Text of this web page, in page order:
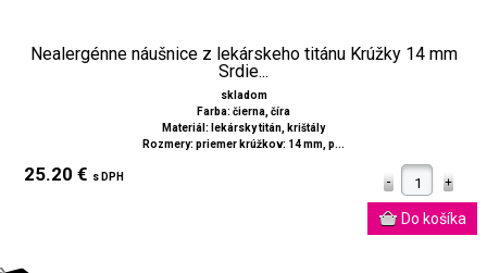
Nealergénne náušnice z lekárskeho titánu Krúžky 14 mm
Srdie...
skladom
Farba: čierna, číra
Materiál: lekársky titán, krištály
Rozmery: priemer krúžkov: 14 mm, p...
25.20 € s DPH